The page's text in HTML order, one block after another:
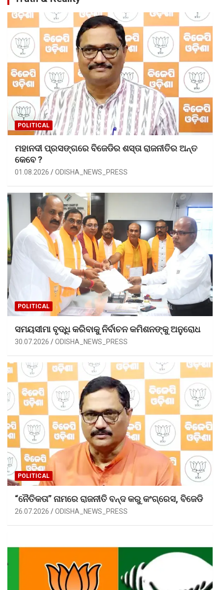
POLITICAL
ମହାନଦୀ ପ୍ରସଙ୍ଗରେ ବିଜେଡିର ଶସ୍ତା ରାଜନୀତିର ଅନ୍ତ
କେବେ ?
01.08.2026 ODISHA_NEWS_PRESS
POLITICAL
ସମୟସୀମା ବୃଦ୍ଧି କରିବାକୁ ନିର୍ବାଚନ କମିଶନଙ୍କୁ ଅନୁରୋଧ
30.07.2026 ODISHA_NEWS_PRESS
POLITICAL
“ନୈତିକତା” ନାମରେ ରାଜନୀତି ବନ୍ଦ କରୁ କଂଗ୍ରେସ, ବିଜେଡି
26.07.2026 ODISHA_NEWS_PRESS